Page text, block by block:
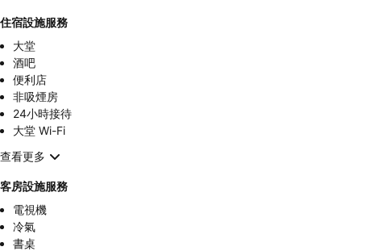
住宿設施服務
大堂
酒吧
便利店
非吸煙房
24小時接待
大堂 Wi-Fi
查看更多
客房設施服務
電視機
冷氣
書桌